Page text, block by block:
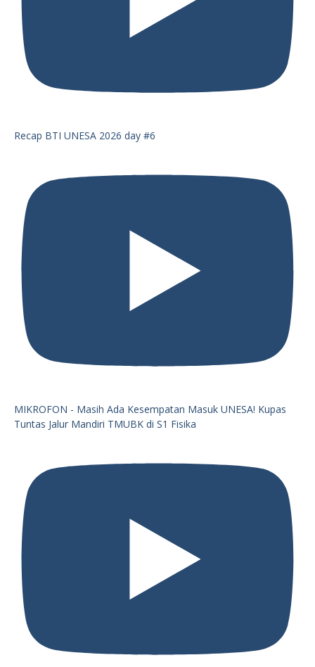
Recap BTI UNESA 2026 day #6
MIKROFON - Masih Ada Kesempatan Masuk UNESA! Kupas
Tuntas Jalur Mandiri TMUBK di S1 Fisika